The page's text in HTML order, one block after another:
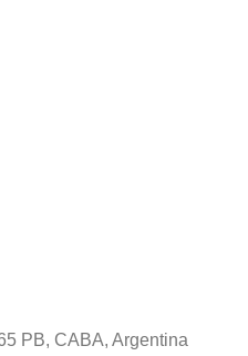
PB, CABA, Argentina